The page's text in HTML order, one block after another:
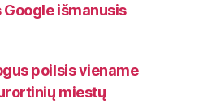
Google išmanusis
poilsis viename
miestų